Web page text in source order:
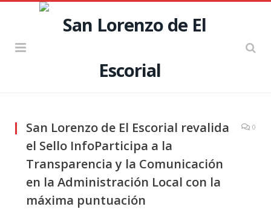
San Lorenzo de El Escorial revalida
el Sello InfoParticipa a la
Transparencia y la Comunicación
en la Administración Local con la
máxima puntuación
0